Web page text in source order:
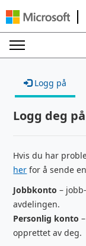
Logg på
Logg deg
Hvis du har
her for å sende
Jobbkonto –
avdelingen.
Personlig konto
opprettet av deg.